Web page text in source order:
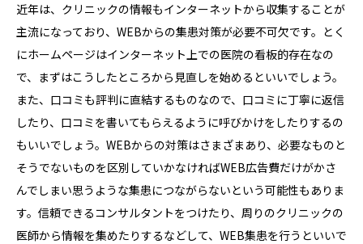
近年は、クリニックの情報もインターネットから収集することが
主流になっており、WEBからの集患対策が必要不可欠です。とく
にホームページはインターネット上での医院の看板的存在なの
で、まずはこうしたところから見直しを始めるといいでしょう。
また、口コミも評判に直結するものなので、口コミに丁寧に返信
したり、口コミを書いてもらえるように呼びかけをしたりするの
もいいでしょう。WEBからの対策はさまざまあり、必要なものと
そうでないものを区別していかなければWEB広告費だけがかさ
んでしまい思うような集患につながらないという可能性もありま
す。信頼できるコンサルタントをつけたり、周りのクリニックの
医師から情報を集めたりするなどして、WEB集患を行うといいで